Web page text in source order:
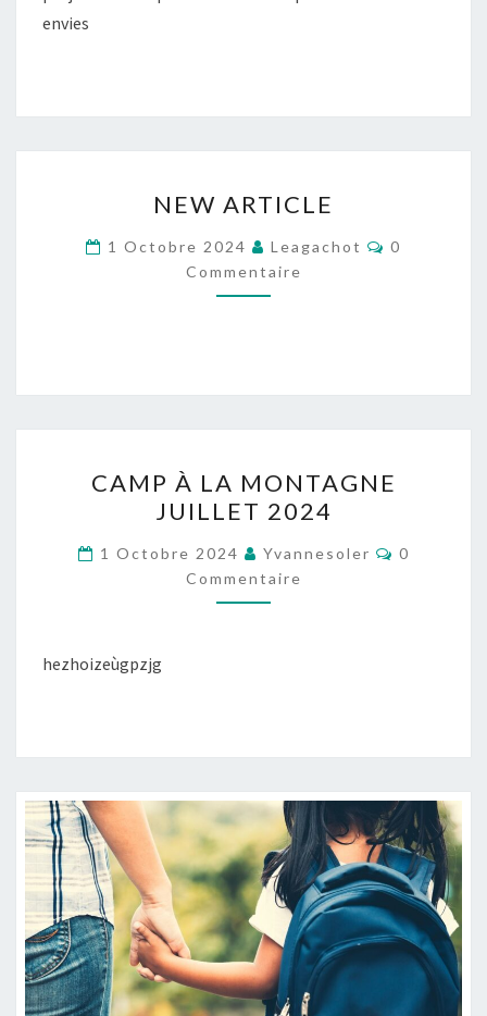
envies
ARTICLE
NEW ARTICLE
1 Octobre 2024 Leagachot
0
Commentaire
À
LA
MONTAGNE
JUILLET
2024
CAMP À LA MONTAGNE
JUILLET 2024
1 Octobre 2024 Yvannesoler
0
Commentaire
hezhoizeùgpzjg